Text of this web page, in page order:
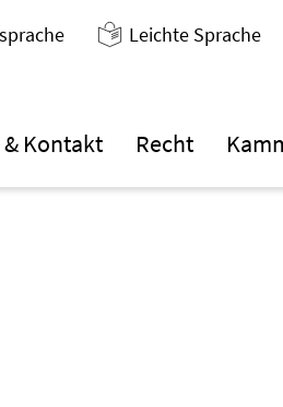
Leichte Sprache
Kontakt Recht